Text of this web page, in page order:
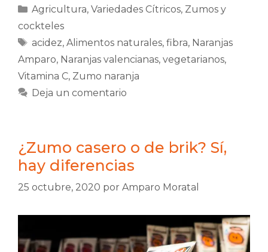
Categorías
Agricultura, Variedades Cítricos, Zumos y
cockteles
Etiquetas
acidez, Alimentos naturales, fibra, Naranjas
Amparo, Naranjas valencianas, vegetarianos,
Vitamina C, Zumo naranja
Deja un comentario
¿Zumo casero o de brik? Sí,
hay diferencias
25 octubre, 2020 por Amparo Moratal